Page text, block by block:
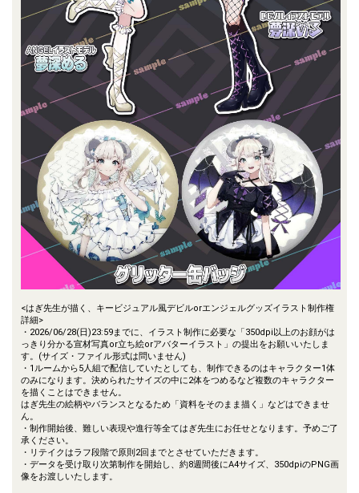
<はぎ先生が描く、キービジュアル風デビルorエンジェルグッズイラスト制作権
詳細>
・2026/06/28(日)23:59までに、イラスト制作に必要な「350dpi以上のお顔がは
っきり分かる宣材写真or立ち絵orアバターイラスト」の提出をお願いいたしま
す。(サイズ・ファイル形式は問いません)
・1ルームから5人組で配信していたとしても、制作できるのはキャラクター1体
のみになります。決められたサイズの中に2体をつめるなど複数のキャラクター
を描くことはできません。
はぎ先生の絵柄やバランスとなるため「資料をそのまま描く」などはできませ
ん。
・制作開始後、難しい表現や進行等全てはぎ先生にお任せとなります。予めご了
承ください。
・リテイクはラフ段階で原則2回までとさせていただきます。
・データを受け取り次第制作を開始し、約8週間後にA4サイズ、350dpiのPNG画
像をお渡しいたします。